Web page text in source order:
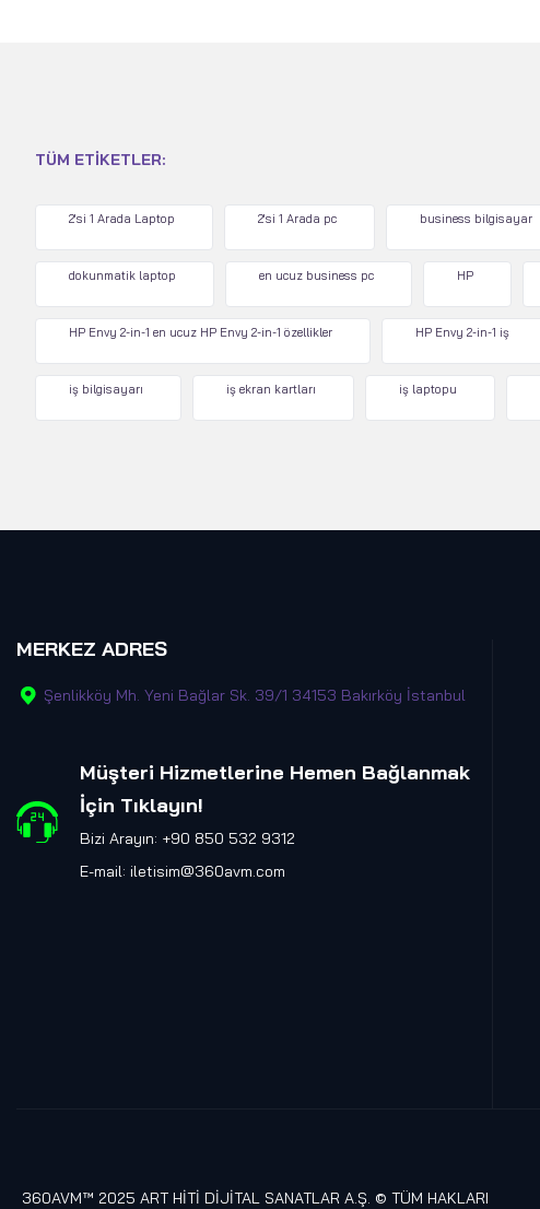
TÜM ETIKETLER:
2'si 1 Arada Laptop 2'si 1 Arada pc business bilgisayar
dokunmatik laptop en ucuz business pc HP
HP Envy 2-in-1 en ucuz HP Envy 2-in-1 özellikler HP Envy 2-in-1 iş
iş bilgisayarı iş ekran kartları iş laptopu
MERKEZ ADRES
Şenlikköy Mh. Yeni Bağlar Sk. 39/1 34153 Bakırköy İstanbul
Müşteri Hizmetlerine Hemen Bağlanmak
İçin Tıklayın!
Bizi Arayın: +90 850 532 9312
E-mail: iletisim@360avm.com
360AVM™ 2025 ART HİTİ DİJİTAL SANATLAR A.Ş. © TÜM HAKLARI